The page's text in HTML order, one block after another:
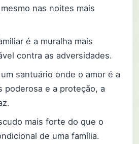
nas noites mais
é a muralha mais
contra as adversidades.
santuário onde o amor é a
poderosa e a proteção, a
mais forte do que o
de uma família.